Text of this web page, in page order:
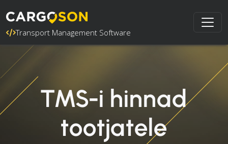
Transport Management Software
TMS-i hinnad
tootjatele